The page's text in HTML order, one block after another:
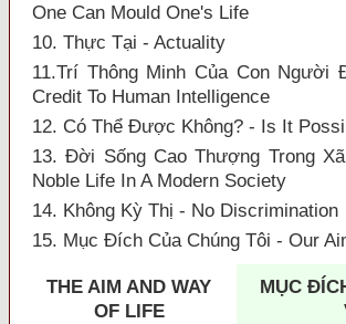
One Can Mould One's Life
10. Thực Tại - Actuality
11.Trí Thông Minh Của Con Người
Credit To Human Intelligence
12. Có Thể Được Không? - Is It
13. Đời Sống Cao Thượng Trong
Noble Life In A Modern Society
14. Không Kỳ Thị - No Discrimination
15. Mục Đích Của Chúng Tôi - Our
THE AIM AND WAY
OF LIFE
MỤC